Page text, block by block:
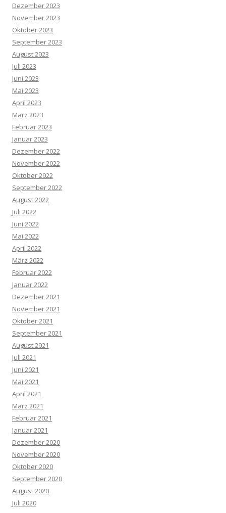
Dezember 2023
November 2023
Oktober 2023
September 2023
August 2023
Juli 2023
Juni 2023
Mai 2023
April 2023
März 2023
Februar 2023
Januar 2023
Dezember 2022
November 2022
Oktober 2022
September 2022
August 2022
Juli 2022
Juni 2022
Mai 2022
April 2022
März 2022
Februar 2022
Januar 2022
Dezember 2021
November 2021
Oktober 2021
September 2021
August 2021
Juli 2021
Juni 2021
Mai 2021
April 2021
März 2021
Februar 2021
Januar 2021
Dezember 2020
November 2020
Oktober 2020
September 2020
August 2020
Juli 2020